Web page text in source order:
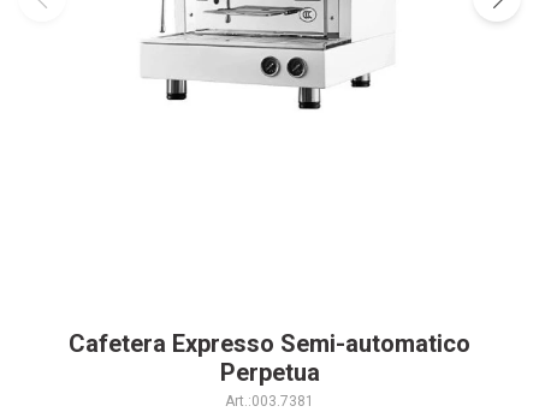
Cafetera Expresso Semi-automatico
Perpetua
003.7381